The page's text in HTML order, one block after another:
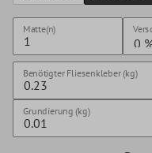
Matte(n)
Benötigter Fliesenkleber (kg)
Grundierung (kg)